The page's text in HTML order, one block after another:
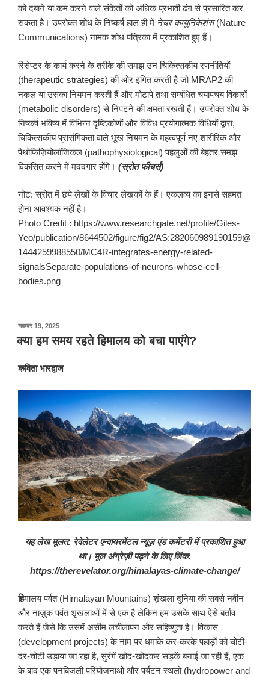
को दबाने या कम करने वाले संकेतों को अधिक प्रभावी ढंग से प्रसारित कर
सकता है। उपरोक्त शोध के निष्कर्ष हाल ही में नेचर कम्युनिकेशंस(Nature
Communications) नामक शोध पत्रिका में प्रकाशित हुए हैं।
रिसेप्टर के कार्य करने के तरीके की समझ उन चिकित्सकीय रणनीतियों
(therapeutic strategies) की ओर इंगित करती है जो MRAP2 की
नकल या उसका नियमन करती हैं और मोटापे तथा सम्बंधित चयापचय विकारों
(metabolic disorders) से निपटने की क्षमता रखती हैं। उपरोक्त शोध के
निष्कर्ष भविष्य में विभिन्न दृष्टिकोणों और विविध प्रयोगात्मक विधियों द्वारा,
चिकित्सकीय प्रासंगिकता वाले भूख नियमन के महत्वपूर्ण नए शारीरिक और
पैथोफिज़ियोलॉजिकल (pathophysiological) पहलुओं की बेहतर समझ
विकसित करने में मददगार होंगे। (स्रोत फीचर्स)
नोट: स्रोत में छपे लेखों के विचार लेखकों के हैं। एकलव्य का इनसे सहमत
होना आवश्यक नहीं है।
Photo Credit : https://www.researchgate.net/profile/Giles-
Yeo/publication/8644502/figure/fig2/AS:282060989190159@
1444259988550/MC4R-integrates-energy-related-
signalsSeparate-populations-of-neurons-whose-cell-
bodies.png
नवम्बर 19, 2025पर
प्रकाशित
किया
क्या हम समय रहते हिमालय को बचा पाएंगे?
कविता भारद्वाज
यह लेख मूलत: रेवेलेटर एन्वायरमेंटल न्यूज़ एंड कमेंटरी में प्रकाशित हुआ
था। मूल अंग्रेज़ी पढ़ने के लिए लिंक:
https://therevelator.org/himalayas-climate-change/
हिमालय पर्वत (Himalayan Mountains) शृंखला दुनिया की सबसे नवीन
और नाज़ुक पर्वत शृंखलाओं में से एक है लेकिन हम उसके साथ ऐसे बर्ताव
करते हैं जैसे कि उसमें असीम लचीलापन और सहिष्णुता है। विकास
(development projects) के नाम पर धमाके कर-करके पहाड़ों को चोटी-
दर-चोटी उड़ाया जा रहा है, सुरंगें खोद-खोदकर सड़कें बनाई जा रही हैं, एक
के बाद एक पनबिजली परियोजनाओं और पर्यटन स्थलों (hydropower and